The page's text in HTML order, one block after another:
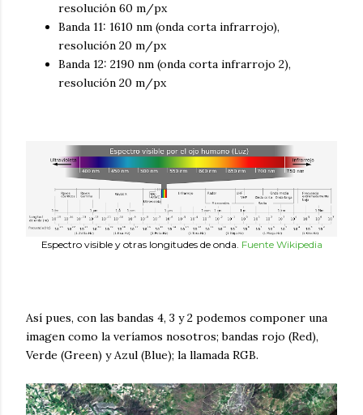
resolución 60 m/px
Banda 11: 1610 nm (onda corta infrarrojo),
resolución 20 m/px
Banda 12: 2190 nm (onda corta infrarrojo 2),
resolución 20 m/px
Espectro visible y otras longitudes de onda. Fuente Wikipedia
Así pues, con las bandas 4, 3 y 2 podemos componer una
imagen como la veríamos nosotros; bandas rojo (Red),
Verde (Green) y Azul (Blue); la llamada RGB.